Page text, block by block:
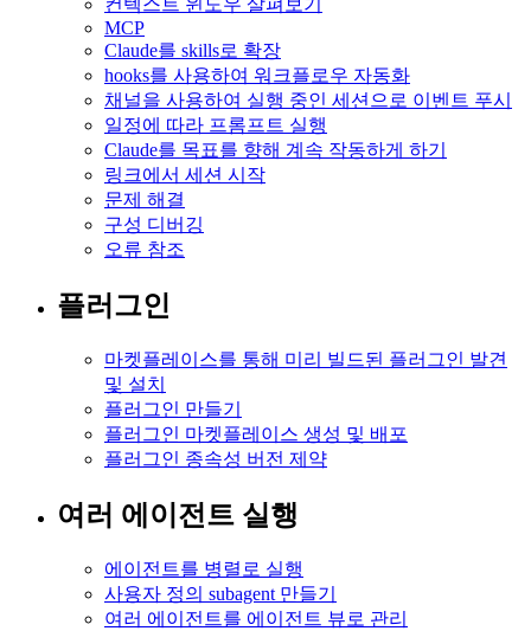
컨텍스트 윈도우 살펴보기
MCP
Claude를 skills로 확장
hooks를 사용하여 워크플로우 자동화
채널을 사용하여 실행 중인 세션으로 이벤트 푸시
일정에 따라 프롬프트 실행
Claude를 목표를 향해 계속 작동하게 하기
링크에서 세션 시작
문제 해결
구성 디버깅
오류 참조
플러그인
마켓플레이스를 통해 미리 빌드된 플러그인 발견
및 설치
플러그인 만들기
플러그인 마켓플레이스 생성 및 배포
플러그인 종속성 버전 제약
여러 에이전트 실행
에이전트를 병렬로 실행
사용자 정의 subagent 만들기
여러 에이전트를 에이전트 뷰로 관리